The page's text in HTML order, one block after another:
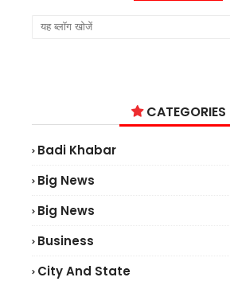
CATEGORIES
Badi Khabar
Big News
Big News
Business
City And State